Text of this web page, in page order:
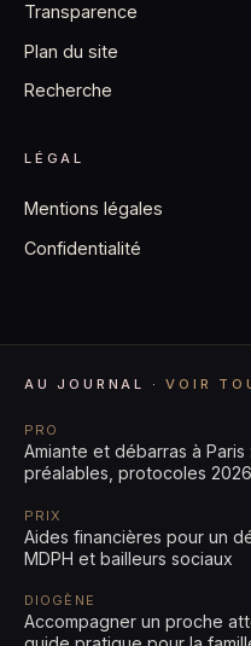
Transparence
Plan du site
Recherche
LÉGAL
Mentions légales
Confidentialité
AU JOURNAL ·VOIR
PRO
Amiante et débarras à
préalables, protocoles 2026
PRIX
Aides financières pour un
MDPH et bailleurs sociaux
DIOGÈNE
Accompagner un proche